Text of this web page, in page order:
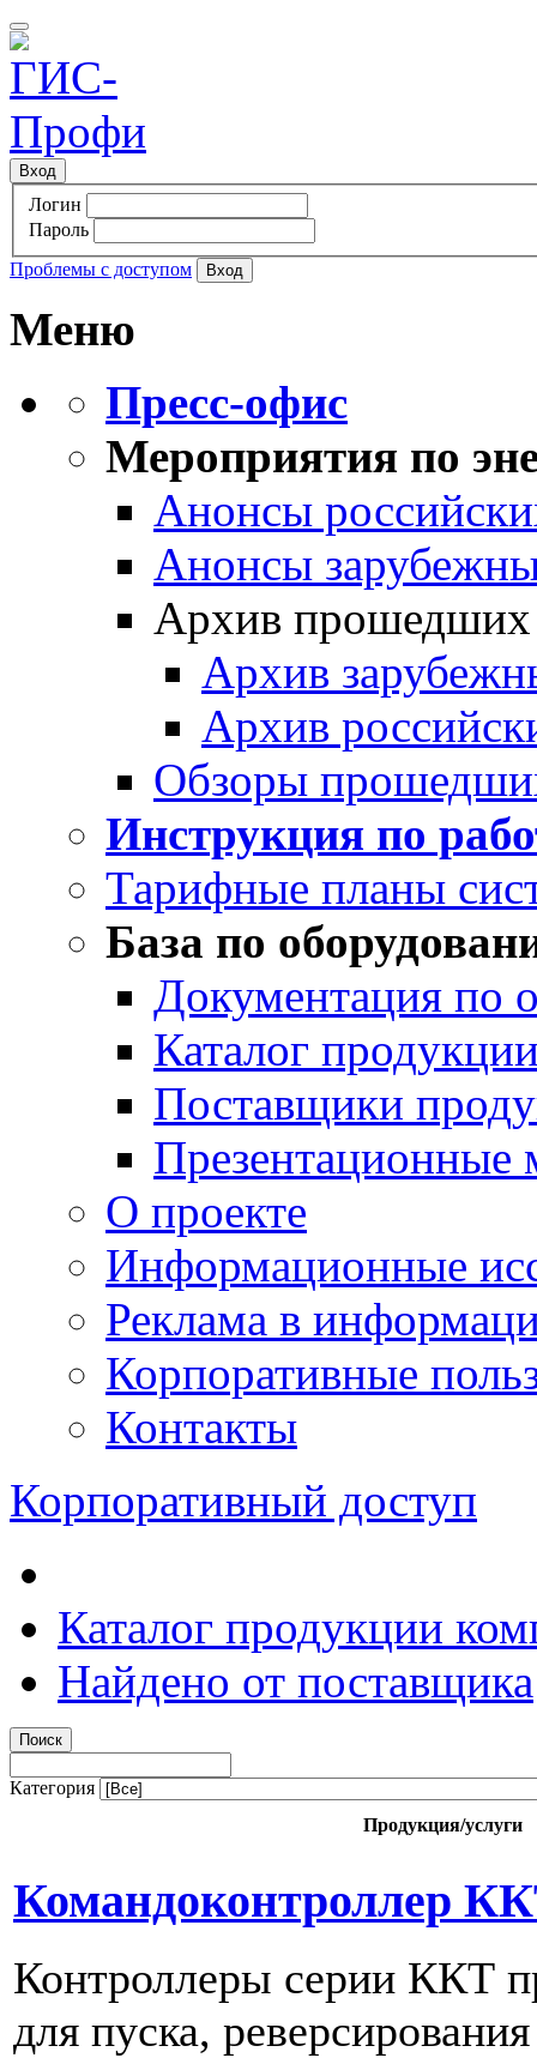
Вход
Логин
Пароль
Проблемы с доступом
Меню
Пресс-офис
Мероприятия по
Анонсы
Анонсы
Архив прошедших
Архив
Архив
Обзоры
Инструкция по
Тарифные планы
База по
Документация по
Каталог
Поставщики
Презентационные
О проекте
Информационные
Реклама в
Корпоративные
Контакты
Корпоративный доступ
Каталог продукции
Найдено от поставщика
Категория
Продукция/услуги
Командоконтроллер
Контроллеры серии ККТ
для пуска,